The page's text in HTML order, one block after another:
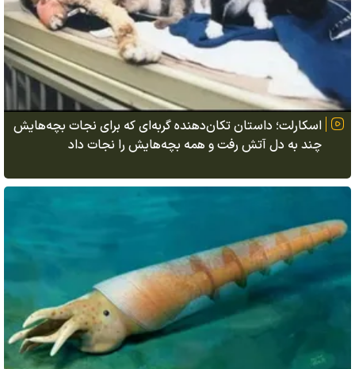
اسکارلت؛ داستان تکان‌دهنده گربه‌ای که برای نجات بچه‌هایش
چند به دل آتش رفت و همه بچه‌هایش را نجات داد